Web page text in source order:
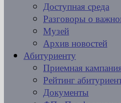
Доступная среда
Разговоры о
Музей
Архив новостей
Абитуриенту
Приемная
Рейтинг
Документы